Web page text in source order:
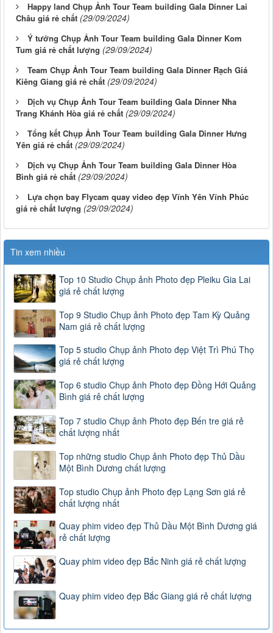
Happy land Chụp Ảnh Tour Team building Gala Dinner Lai
Châu giá rẻ chất (29/09/2024)
Ý tưởng Chụp Ảnh Tour Team building Gala Dinner Kom
Tum giá rẻ chất lượng (29/09/2024)
Team Chụp Ảnh Tour Team building Gala Dinner Rạch Giá
Kiêng Giang giá rẻ chất (29/09/2024)
Dịch vụ Chụp Ảnh Tour Team building Gala Dinner Nha
Trang Khánh Hòa giá rẻ chất (29/09/2024)
Tổng kết Chụp Ảnh Tour Team building Gala Dinner Hưng
Yên giá rẻ chất (29/09/2024)
Dịch vụ Chụp Ảnh Tour Team building Gala Dinner Hòa
Bình giá rẻ chất (29/09/2024)
Lựa chọn bay Flycam quay video đẹp Vĩnh Yên Vĩnh Phúc
giá rẻ chất lượng (29/09/2024)
Tin xem nhiều
Top 10 Studio Chụp ảnh Photo đẹp Pleiku Gia Lai
giá rẻ chất lượng
Top 9 Studio Chụp ảnh Photo đẹp Tam Kỳ Quảng
Nam giá rẻ chất lượng
Top 5 studio Chụp ảnh Photo đẹp Việt Trì Phú Thọ
giá rẻ chất lượng
Top 6 studio Chụp ảnh Photo đẹp Đồng Hới Quảng
Bình giá rẻ chất lượng
Top 7 studio Chụp ảnh Photo đẹp Bến tre giá rẻ
chất lượng nhất
Top những studio Chụp ảnh Photo đẹp Thủ Dầu
Một Bình Dương chất lượng
Top studio Chụp ảnh Photo đẹp Lạng Sơn giá rẻ
chất lượng nhất
Quay phim video đẹp Thủ Dầu Một Bình Dương giá
rẻ chất lượng
Quay phim video đẹp Bắc Ninh giá rẻ chất lượng
Quay phim video đẹp Bắc Giang giá rẻ chất lượng